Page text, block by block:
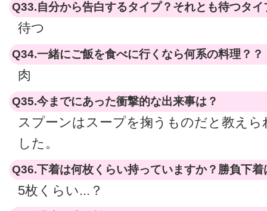
Q33.自分から告白するタイプ？それとも待つタイ
待つ
Q34.一緒にご飯を食べに行くなら何系の料理？？
肉
Q35.今までにあった衝撃的な出来事は？
スプーンはスープを掬うものだと教え
した。
Q36.下着は何枚くらい持っていますか？勝負下着
5枚くらい...？